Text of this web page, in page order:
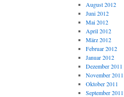
August 2012
Juni 2012
Mai 2012
April 2012
März 2012
Februar 2012
Januar 2012
Dezember 2011
November 2011
Oktober 2011
September 2011